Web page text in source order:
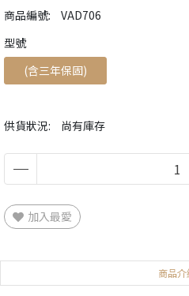
商品編號: VAD706
供貨狀況: 尚有庫存
󠀠󠀠󠀠型號
(含三年保固)
加入最愛
商品介